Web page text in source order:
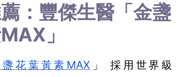
：豐傑生醫「金盞
」
花葉黃素MAX 」 採用世界級